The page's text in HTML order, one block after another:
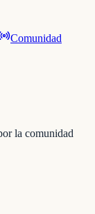
Comunidad
la comunidad